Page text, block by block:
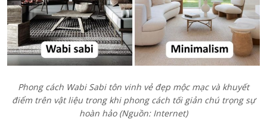
Phong cách Wabi Sabi tôn vinh vẻ đẹp mộc mạc và khuyết
điểm trên vật liệu trong khi phong cách tối giản chú trọng sự
hoàn hảo (Nguồn: Internet)